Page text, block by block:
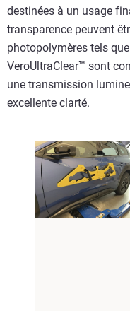
destinées à un usage
transparence peuvent
photopolymères tels
VeroUltraClear™ sont
une transmission
excellente clarté.